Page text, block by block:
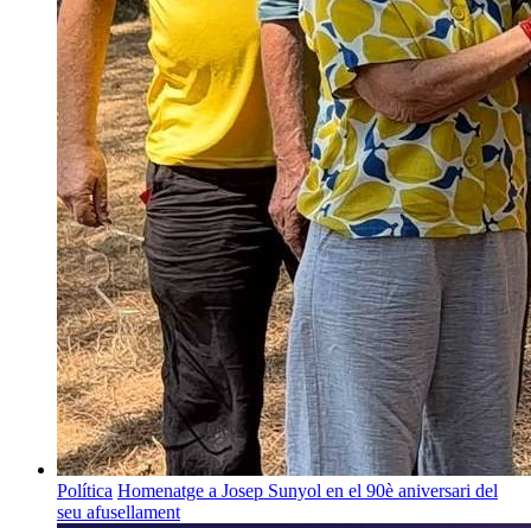
Política Homenatge a Josep Sunyol en el 90è aniversari del
seu afusellament